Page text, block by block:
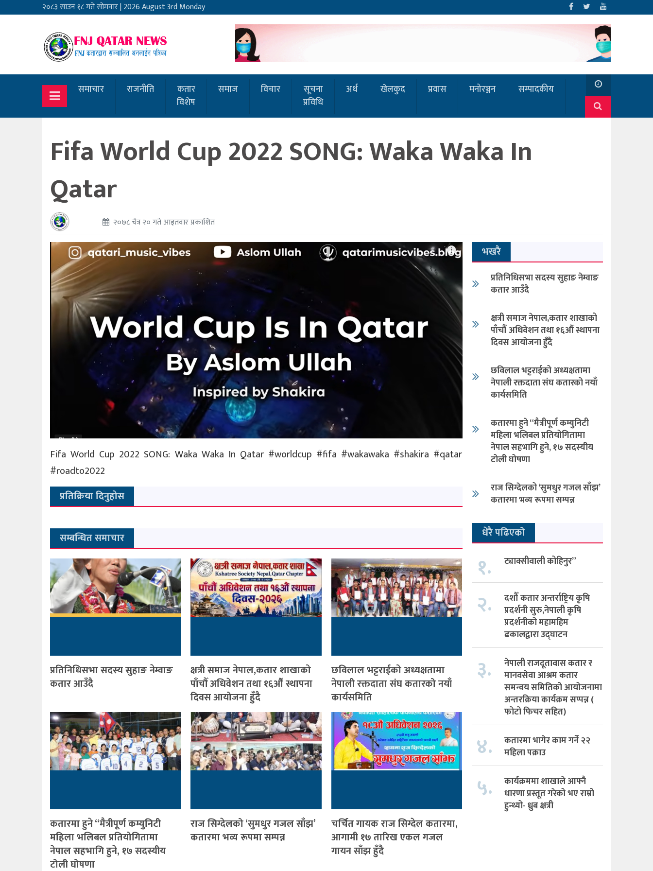
२०८३ साउन १८ गते सोमवार|2026 August 3rd Monday
समाचार राजनीति
कतार
विशेष
समाज विचार
सूचना
प्रविधि
अर्थ खेलकुद प्रवास मनोरञ्जन सम्पादकीय
Fifa World Cup 2022 SONG: Waka Waka In
Qatar
२०७८ चैत्र २० गते आइतवार प्रकाशित
Fifa World Cup 2022 SONG: Waka Waka In Qatar #worldcup #fifa #wakawaka #shakira #qatar
#roadto2022
प्रतिक्रिया दिनुहोस
सम्बन्धित समाचार
प्रतिनिधिसभा सदस्य सुहाङ नेम्वाङ
कतार आउँदै
क्षत्री समाज नेपाल,कतार शाखाको
पाँचौँ अधिवेशन तथा १६औँ स्थापना
दिवस आयोजना हुँदै
छविलाल भट्टराईको अध्यक्षतामा
नेपाली रक्तदाता संघ कतारको नयाँ
कार्यसमिति
कतारमा हुने “मैत्रीपूर्ण कम्युनिटी
महिला भलिबल प्रतियोगितामा
नेपाल सहभागि हुने, १७ सदस्यीय
टोली घोषणा
राज सिग्देलको ‘सुमधुर गजल साँझ’
कतारमा भव्य रूपमा सम्पन्न
चर्चित गायक राज सिग्देल कतारमा,
आगामी १७ तारिख एकल गजल
गायन साँझ हुँदै
भखरै
प्रतिनिधिसभा सदस्य सुहाङ नेम्वाङ
कतार आउँदै
क्षत्री समाज नेपाल,कतार शाखाको
पाँचौँ अधिवेशन तथा १६औँ स्थापना
दिवस आयोजना हुँदै
छविलाल भट्टराईको अध्यक्षतामा
नेपाली रक्तदाता संघ कतारको नयाँ
कार्यसमिति
कतारमा हुने “मैत्रीपूर्ण कम्युनिटी
महिला भलिबल प्रतियोगितामा
नेपाल सहभागि हुने, १७ सदस्यीय
टोली घोषणा
राज सिग्देलको ‘सुमधुर गजल साँझ’
कतारमा भव्य रूपमा सम्पन्न
धेरै पढिएको
१. ट्याक्सीवाली कोहिनुर”
२.
दशौँ कतार अन्तर्राष्ट्रिय कृषि
प्रदर्शनी सुरु,नेपाली कृषि
प्रदर्शनीको महामहिम
ढकालद्वारा उद्घाटन
३.
नेपाली राजदूतावास कतार र
मानवसेवा आश्रम कतार
समन्वय समितिको आयोजनामा
अन्तरक्रिया कार्यक्रम सप्पन्न (
फोटो फिचर सहित)
४.
कतारमा भागेर काम गर्ने २२
महिला पक्राउ
५.
कार्यक्रममा शाखाले आफ्नै
धारणा प्रस्तूत गरेको भए राम्रो
हुन्थ्यो- ध्रुब क्षत्री